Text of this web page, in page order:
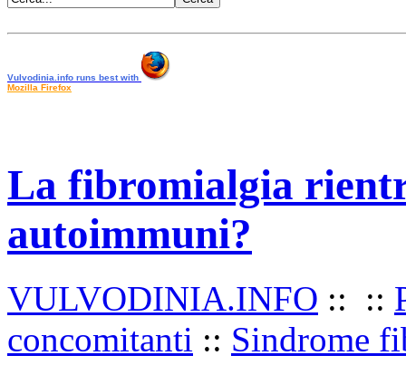
Mozilla Firefox
Vulvodinia.info runs best with
Mozilla Firefox
La fibromialgia
autoimmuni?
VULVODINIA.INFO :: ::
concomitanti :: Sindrome